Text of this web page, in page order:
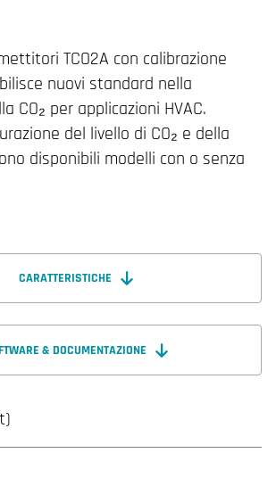
TCO2A con calibrazione
nuovi standard nella
CO₂ per applicazioni HVAC.
del livello di CO₂ e della
disponibili modelli con o senza
CARATTERISTICHE
& DOCUMENTAZIONE